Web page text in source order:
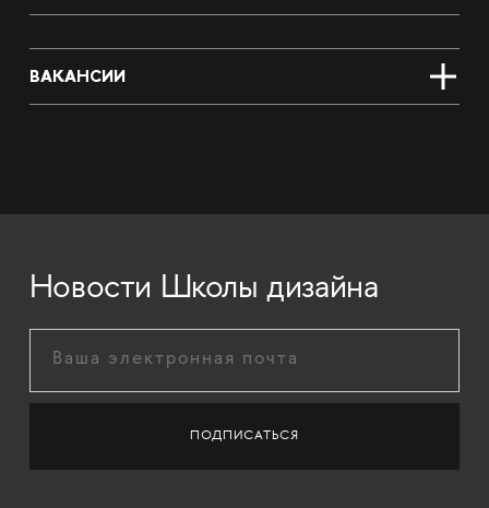
ВАКАНСИИ
Новости Школы дизайна